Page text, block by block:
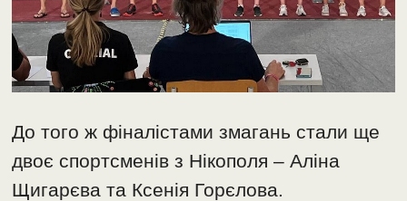
До того ж фіналістами змагань стали ще
двоє спортсменів з Нікополя – Аліна
Щигарєва та Ксенія Горєлова.